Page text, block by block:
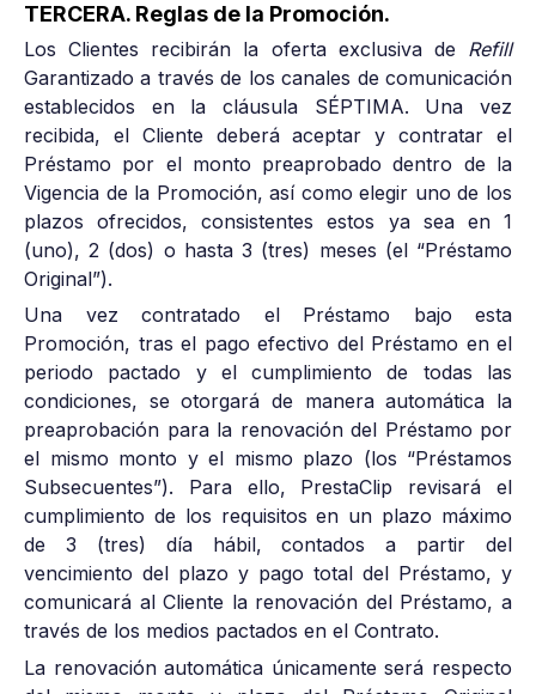
TERCERA. Reglas de la Promoción.
Los Clientes recibirán la oferta exclusiva de Refill
Garantizado a través de los canales de comunicación
establecidos en la cláusula SÉPTIMA. Una vez
recibida, el Cliente deberá aceptar y contratar el
Préstamo por el monto preaprobado dentro de la
Vigencia de la Promoción, así como elegir uno de los
plazos ofrecidos, consistentes estos ya sea en 1
(uno), 2 (dos) o hasta 3 (tres) meses (el “Préstamo
Original”).
Una vez contratado el Préstamo bajo esta
Promoción, tras el pago efectivo del Préstamo en el
periodo pactado y el cumplimiento de todas las
condiciones, se otorgará de manera automática la
preaprobación para la renovación del Préstamo por
el mismo monto y el mismo plazo (los “Préstamos
Subsecuentes”). Para ello, PrestaClip revisará el
cumplimiento de los requisitos en un plazo máximo
de 3 (tres) día hábil, contados a partir del
vencimiento del plazo y pago total del Préstamo, y
comunicará al Cliente la renovación del Préstamo, a
través de los medios pactados en el Contrato.
La renovación automática únicamente será respecto